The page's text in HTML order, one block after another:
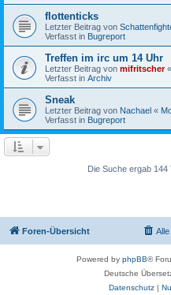
flottenticks
Letzter Beitrag von
Verfasst in Bugreport
Treffen im irc um 14 Uhr
Letzter Beitrag von mifritscher«
Verfasst in Archiv
Sneak
Letzter Beitrag von Nachael «
Verfasst in Bugreport
Die Suche ergab 144
Foren-Übersicht
Powered by phpBB®
Deutsche
Datenschutz|